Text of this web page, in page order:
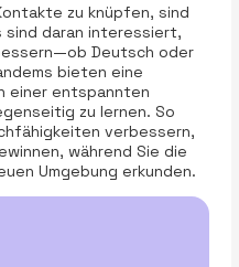
zu knüpfen, sind
sind daran interessiert,
Deutsch oder
bieten eine
einer entspannten
zu lernen. So
verbessern,
während Sie die
Umgebung erkunden.